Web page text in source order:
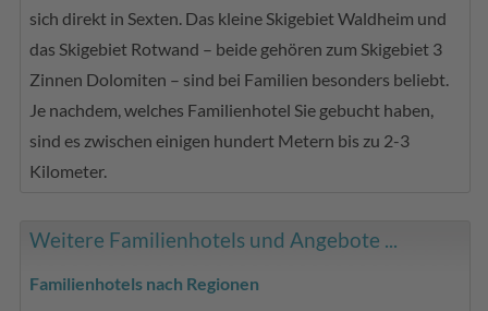
sich direkt in Sexten. Das kleine Skigebiet Waldheim und
das Skigebiet Rotwand – beide gehören zum Skigebiet 3
Zinnen Dolomiten – sind bei Familien besonders beliebt.
Je nachdem, welches Familienhotel Sie gebucht haben,
sind es zwischen einigen hundert Metern bis zu 2-3
Kilometer.
Weitere Familienhotels und Angebote ...
Familienhotels nach Regionen